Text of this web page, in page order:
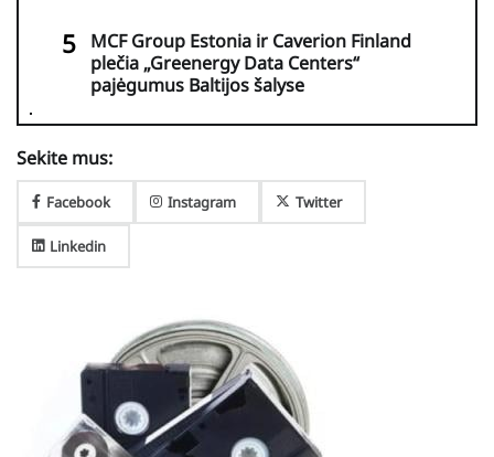
MCF Group Estonia ir Caverion Finland
plečia „Greenergy Data Centers“
pajėgumus Baltijos šalyse
Sekite mus:
Facebook Instagram Twitter
Linkedin